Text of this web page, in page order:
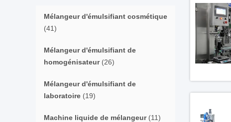
Mélangeur d'émulsifiant cosmétique
(41)
Mélangeur d'émulsifiant de
homogénisateur(26)
Mélangeur d'émulsifiant de
laboratoire (19)
Machine liquide de mélangeur(11)